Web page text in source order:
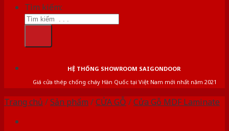
Tìm kiếm:
HỆ THỐNG SHOWROOM SAIGONDOOR
Giá cửa thép chống cháy Hàn Quốc tại Việt Nam mới nhất năm 2021
Trang chủ /Sản phẩm /CỬA GỖ /Cửa Gỗ MDF Laminate